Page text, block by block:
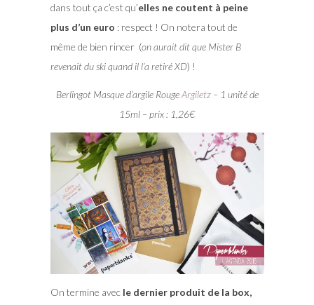
dans tout ça c’est qu’elles ne coutent à peine
plus d’un euro : respect ! On notera tout de
même de bien rincer (on aurait dit que Mister B
revenait du ski quand il l’a retiré XD) !
Berlingot Masque d’argile RougeArgiletz– 1 unité de
15ml – prix : 1,26€
On termine avec le dernier produit de la box,